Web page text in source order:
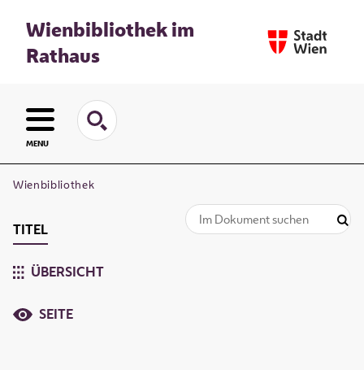
Wienbibliothek im
Rathaus
MENU
Wienbibliothek
TITEL
ÜBERSICHT
SEITE